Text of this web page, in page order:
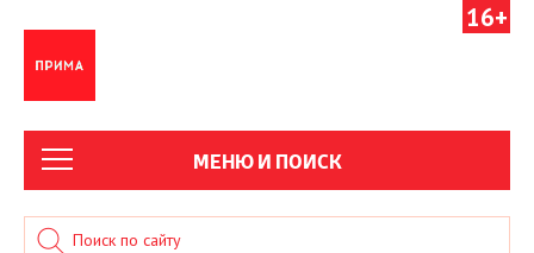
16+
МЕНЮ И ПОИСК